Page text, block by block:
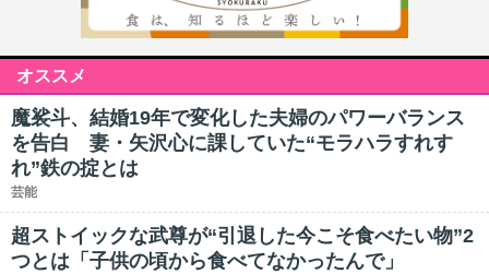
オススメ
魔裟斗、結婚19年で変化した夫婦のパワーバランス
を告白 妻・矢沢心に課していた“モラハラすれす
れ”鉄の掟とは
芸能
超ストイックな武尊が“引退した今こそ食べたい物”2
つとは「子供の頃から食べてなかったんで」